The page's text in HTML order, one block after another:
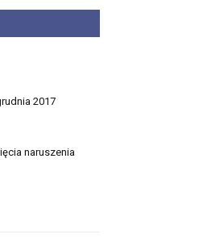
2017
naruszenia